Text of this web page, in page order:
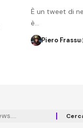
È un tweet di
è…
Piero Frassu